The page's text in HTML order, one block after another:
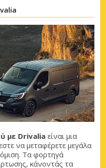
με Drivalia είναι μια
να μεταφέρετε μεγάλα
Τα φορτηγά
κάνοντάς τα